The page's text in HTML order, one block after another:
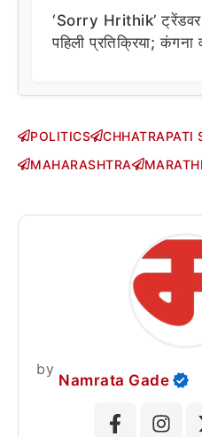
‘Sorry Hrithik’
पहिली प्रतिक्रिया;
POLITICS
CHHATRAPATI
MAHARASHTRA
by
Namrata Gade